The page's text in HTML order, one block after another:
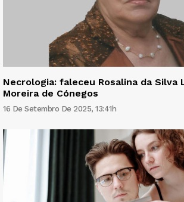
Necrologia: faleceu Rosalina da Silva
Moreira de Cónegos
16 De Setembro De 2025, 13:41h